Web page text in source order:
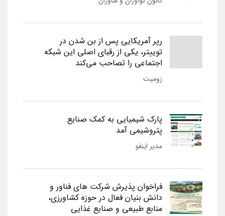
رپر آمریکایی پس از بن شدن در
توییتر، یکی از رقبای اصلی این شبکه
اجتماعی را تصاحب می‌کند
زومیت
پارک شیمیایی به کمک صنایع
پتروشیمی آمد
مدیر اینفو
فراخوان پذیرش شرکت های فناور و
دانش بنیان فعال در حوزه کشاورزی،
منابع طبیعی و صنایع غذایی